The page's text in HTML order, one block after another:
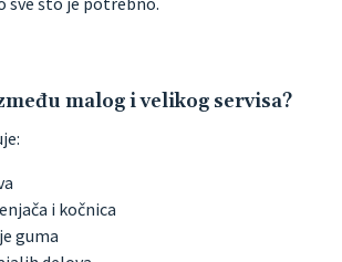
malog i velikog servisa?
i kočnica
guma